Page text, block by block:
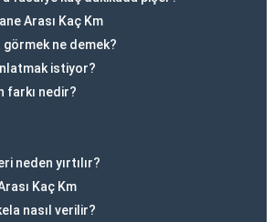
Arası Kaç Km
ne demek?
istiyor?
farkı nedir?
neden yırtılır?
Kaç Km
nasıl verilir?